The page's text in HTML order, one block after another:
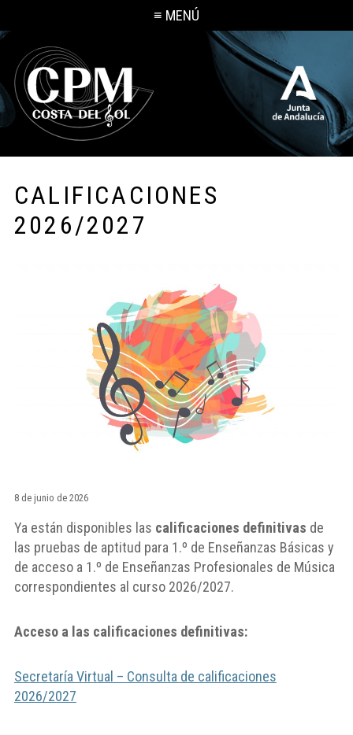
≡ MENÚ
CALIFICACIONES
2026/2027
8 de junio de 2026
Ya están disponibles las calificaciones definitivas de
las pruebas de aptitud para 1.º de Enseñanzas Básicas y
de acceso a 1.º de Enseñanzas Profesionales de Música
correspondientes al curso 2026/2027.
Acceso a las calificaciones definitivas:
Secretaría Virtual – Consulta de calificaciones
2026/2027